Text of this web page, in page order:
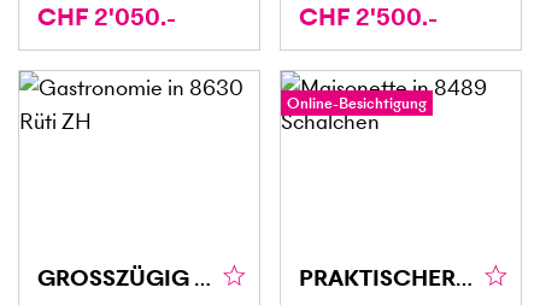
CHF 2'050.- CHF 2'500.-
GROSSZÜGIG UND VIELSEITIG NUTZBAR
Online-Besichtigung
PRAKTISCHER GRUNDRISS MIT VIEL PLATZ!